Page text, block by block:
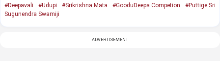
#Deepavali #Udupi #Srikrishna Mata #GooduDeepa Competion
#Puttige Sri
Sugunendra Swamiji
ADVERTISEMENT